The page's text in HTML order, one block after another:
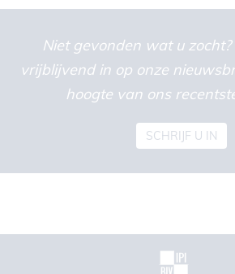
Niet gevonden wat u
vrijblijvend in op onze
hoogte van ons
SCHRIJF U IN